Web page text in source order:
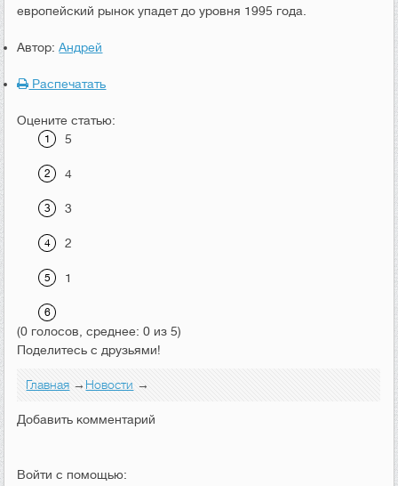
европейский рынок упадет до уровня 1995 года.
Автор:Андрей
Распечатать
Оцените статью:
5
4
3
2
1
(0 голосов, среднее: 0 из 5)
Поделитесь с друзьями!
Главная →Новости →
Добавить комментарий
Войти с помощью: